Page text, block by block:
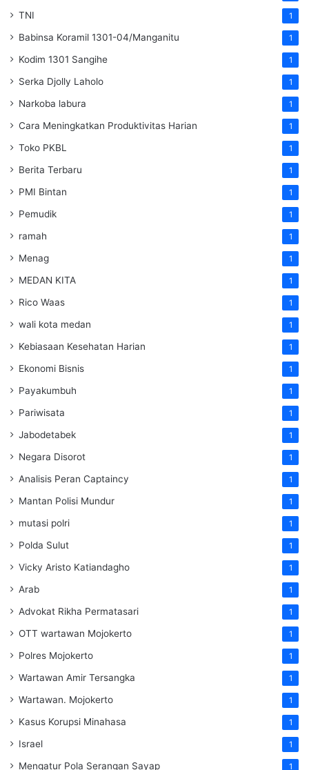
TNI 1
Babinsa Koramil 1301-04/Manganitu 1
Kodim 1301 Sangihe 1
Serka Djolly Laholo 1
Narkoba labura 1
Cara Meningkatkan Produktivitas Harian 1
Toko PKBL 1
Berita Terbaru 1
PMI Bintan 1
Pemudik 1
ramah 1
Menag 1
MEDAN KITA 1
Rico Waas 1
wali kota medan 1
Kebiasaan Kesehatan Harian 1
Ekonomi Bisnis 1
Payakumbuh 1
Pariwisata 1
Jabodetabek 1
Negara Disorot 1
Analisis Peran Captaincy 1
Mantan Polisi Mundur 1
mutasi polri 1
Polda Sulut 1
Vicky Aristo Katiandagho 1
Arab 1
Advokat Rikha Permatasari 1
OTT wartawan Mojokerto 1
Polres Mojokerto 1
Wartawan Amir Tersangka 1
Wartawan. Mojokerto 1
Kasus Korupsi Minahasa 1
Israel 1
Mengatur Pola Serangan Sayap 1